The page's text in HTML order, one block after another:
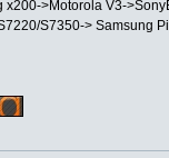
>Motorola V3-
S7350-> Samsung